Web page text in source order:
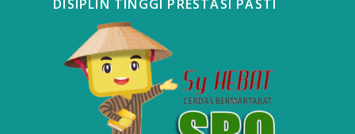
DISIPLIN TINGGI PRESTASI PASTI